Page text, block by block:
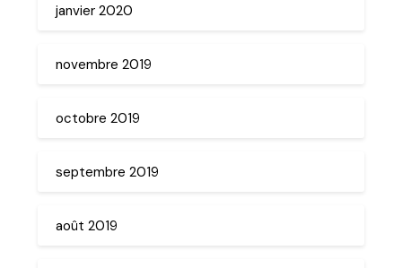
janvier 2020
novembre 2019
octobre 2019
septembre 2019
août 2019